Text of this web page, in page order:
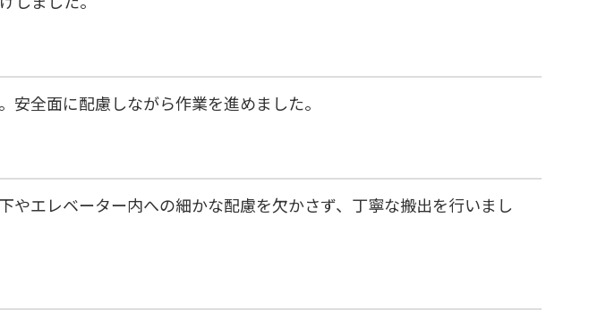
全面に配慮しながら作業を進めました。
エレベーター内への細かな配慮を欠かさず、丁寧な搬出を行いまし